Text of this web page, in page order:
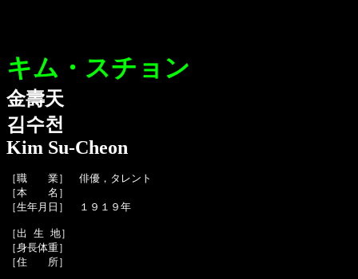
キム・スチョン
金壽天
김수천
Kim Su-Cheon
［職　　業］　俳優，タレント
［本　　名］
［生年月日］　１９１９年
［出 生 地］
［身長体重］
［住　　所］